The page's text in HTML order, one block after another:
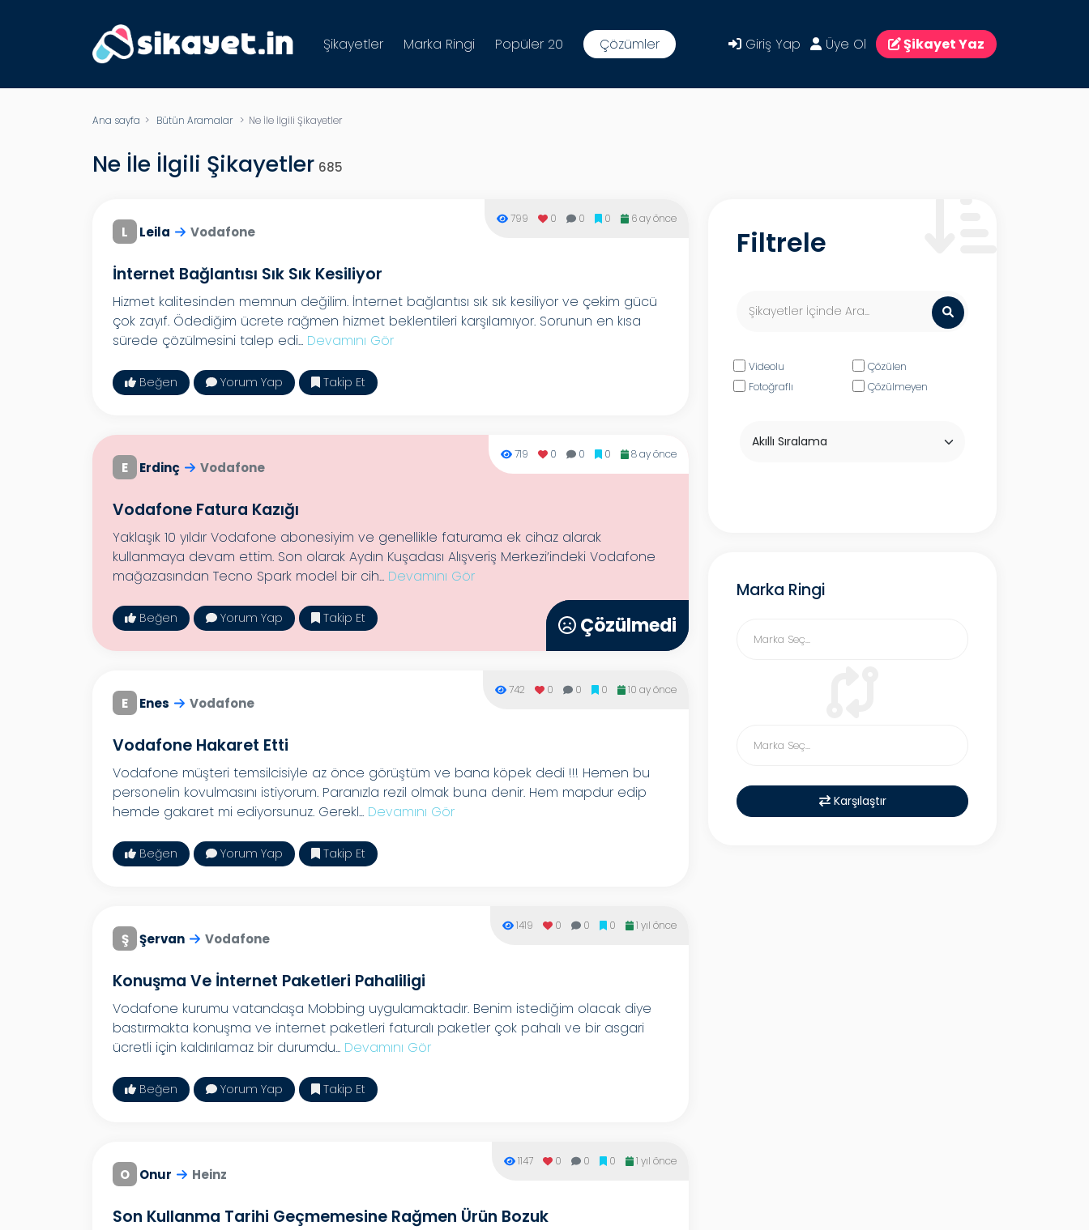
Şikayetler Marka Ringi Popüler 20 Çözümler Giriş Yap Üye Ol Şikayet Yaz
Ana sayfa > Bütün Aramalar> Ne İle İlgili Şikayetler
Ne İle İlgili Şikayetler 685
L Leila Vodafone
İnternet Bağlantısı Sık Sık Kesiliyor
799 0 0 0 6 ay önce
Hizmet kalitesinden memnun değilim. İnternet bağlantısı sık sık kesiliyor ve çekim gücü
çok zayıf. Ödediğim ücrete rağmen hizmet beklentileri karşılamıyor. Sorunun en kısa
sürede çözülmesini talep edi... Devamını Gör
Beğen Yorum Yap Takip Et
E Erdinç Vodafone
Vodafone Fatura Kazığı
719 0 0 0 8 ay önce
Yaklaşık 10 yıldır Vodafone abonesiyim ve genellikle faturama ek cihaz alarak
kullanmaya devam ettim. Son olarak Aydın Kuşadası Alışveriş Merkezi’indeki Vodafone
mağazasından Tecno Spark model bir cih... Devamını Gör
Beğen Yorum Yap Takip Et Çözülmedi
Çözülmedi
E Enes Vodafone
Vodafone Hakaret Etti
742 0 0 0 10 ay önce
Vodafone müşteri temsilcisiyle az önce görüştüm ve bana köpek dedi !!! Hemen bu
personelin kovulmasını istiyorum. Paranızla rezil olmak buna denir. Hem mapdur edip
hemde gakaret mi ediyorsunuz. Gerekl... Devamını Gör
Beğen Yorum Yap Takip Et
Ş Şervan Vodafone
Konuşma Ve İnternet Paketleri Pahaliligi
1419 0 0 0 1 yıl önce
Vodafone kurumu vatandaşa Mobbing uygulamaktadır. Benim istediğim olacak diye
bastırmakta konuşma ve internet paketleri faturalı paketler çok pahalı ve bir asgari
ücretli için kaldırılamaz bir durumdu... Devamını Gör
Beğen Yorum Yap Takip Et
O Onur Heinz
Son Kullanma Tarihi Geçmemesine Rağmen Ürün Bozuk
1147 0 0 0 1 yıl önce
Filtrele
Videolu
Çözülen
Fotoğraflı
Çözülmeyen
Marka Ringi
Karşılaştır